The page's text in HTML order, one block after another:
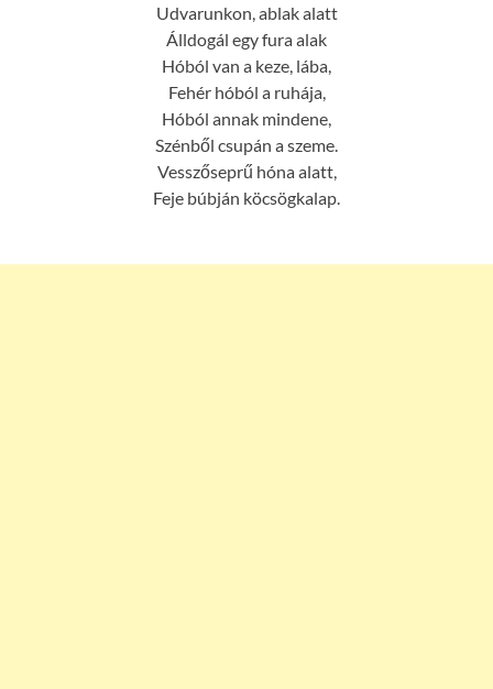
Udvarunkon, ablak alatt
Álldogál egy fura alak
Hóból van a keze, lába,
Fehér hóból a ruhája,
Hóból annak mindene,
Szénből csupán a szeme.
Vesszőseprű hóna alatt,
Feje búbján köcsögkalap.